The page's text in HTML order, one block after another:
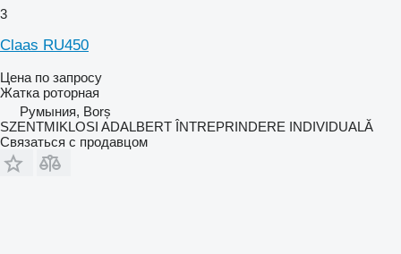
3
Claas RU450
Цена по запросу
Жатка роторная
Румыния, Borș
SZENTMIKLOSI ADALBERT ÎNTREPRINDERE INDIVIDUALĂ
Связаться с продавцом